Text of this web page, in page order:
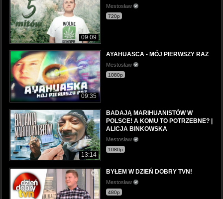
09:09
Mestosław
720p
09:35
AYAHUASCA - MÓJ PIERWSZY RAZ
Mestosław
1080p
13:14
BADAJĄ MARIHUANISTÓW W
POLSCE! A KOMU TO POTRZEBNE? |
ALICJA BINKOWSKA
Mestosław
1080p
BYŁEM W DZIEŃ DOBRY TVN!
Mestosław
480p